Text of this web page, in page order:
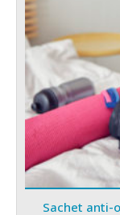
Sachet anti-